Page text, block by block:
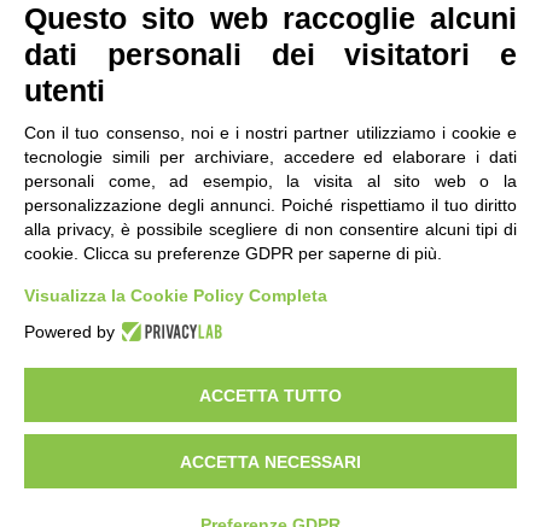
contatti| qualità accessibilità |privacy|
note legali
IRES Piemonte - Istituto di Ricerche Economico
Sociali del Piemonte
Via Nizza 18, 10125 Torino - C.F.80084650011
P.Iva 04328830015
© 2018 All Rights Reserved
Questo sito web raccoglie alcuni
dati personali dei visitatori e
utenti
Con il tuo consenso, noi e i nostri partner utilizziamo i cookie e
tecnologie simili per archiviare, accedere ed elaborare i dati
personali come, ad esempio, la visita al sito web o la
personalizzazione degli annunci. Poiché rispettiamo il tuo diritto
alla privacy, è possibile scegliere di non consentire alcuni tipi di
cookie. Clicca su preferenze GDPR per saperne di più.
Visualizza la Cookie Policy Completa
Powered by
ACCETTA TUTTO
ACCETTA NECESSARI